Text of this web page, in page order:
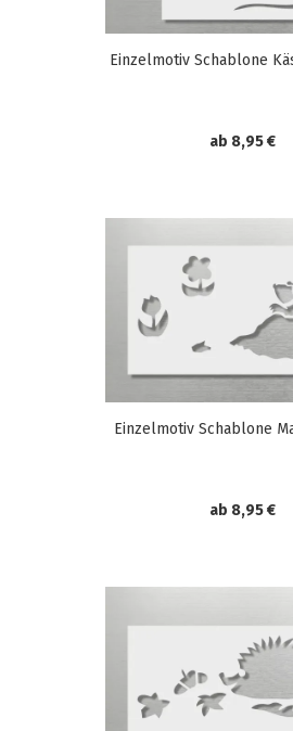
Einzelmotiv Schablone
ab 8,95 €
Einzelmotiv Schablone
ab 8,95 €